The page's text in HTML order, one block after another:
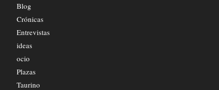
Blog
Crónicas
Entrevistas
ideas
ocio
Plazas
Taurino